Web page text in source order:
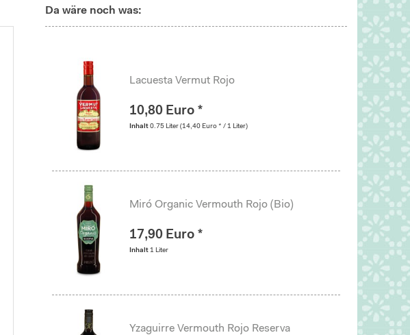
Da wäre noch was:
Lacuesta Vermut Rojo
10,80 Euro *
Inhalt 0.75 Liter (14,40 Euro * / 1 Liter)
Miró Organic Vermouth Rojo (Bio)
17,90 Euro *
Inhalt 1 Liter
Yzaguirre Vermouth Rojo Reserva